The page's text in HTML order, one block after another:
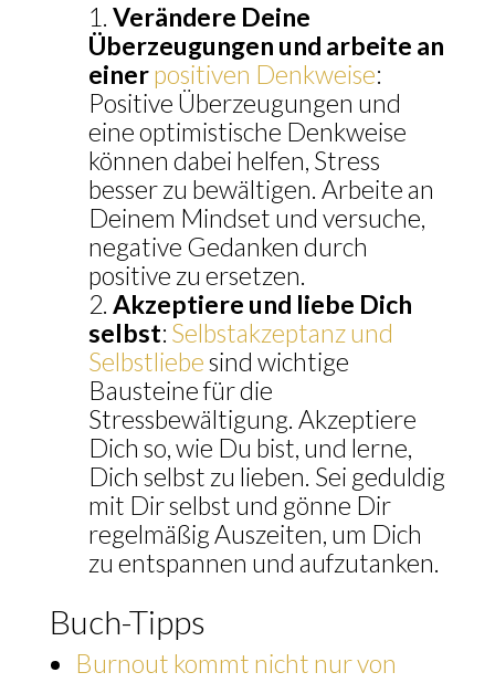
Verändere Deine
Überzeugungen und arbeite an
einerpositiven Denkweise:
Positive Überzeugungen und
eine optimistische Denkweise
können dabei helfen, Stress
besser zu bewältigen. Arbeite an
Deinem Mindset und versuche,
negative Gedanken durch
positive zu ersetzen.
Akzeptiere und liebe Dich
selbst: Selbstakzeptanzund
Selbstliebesind wichtige
Bausteine für die
Stressbewältigung. Akzeptiere
Dich so, wie Du bist, und lerne,
Dich selbst zu lieben. Sei geduldig
mit Dir selbst und gönne Dir
regelmäßig Auszeiten, um Dich
zu entspannen und aufzutanken.
Buch-Tipps
Burnout kommt nicht nur von